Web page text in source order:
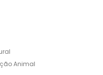
Animal